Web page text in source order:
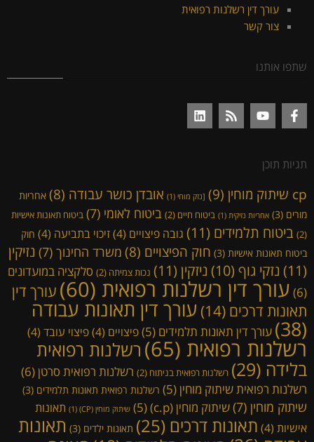
עורך דין רשלנות רפואית
צור קשר
שתפו אותנו
תגיות תוכן
cp שיתוק מוחין (9) [נזק מוחי (1) אובדן כושר עבודה (8)
אחריות
מורים (3) אחריות נזיקית (1) ביטוח חיים (2) ביטוח לאומי (7)
ביטוח תאונות אישיות
(2)
ביטוח תלמידים (11) גובה פיצויים (4) זיכוי בתביעה (4)
חוק
ביטוח תאונות אישיות (3) חוק הפיצויים (8) משרד החינוך (7)
נזיקין
(11)
נזקי גוף (10) ניזקין (11) נכות צמיתה (2)
סלקציה במועדונים
(6)
עורך דין רשלנות רפואית (60)
עורך דין
תאונות דרכים (14) עורך דין תאונות עבודה
(38) עורך דין תאונות תלמידים (5) פיצויים (4) פיצוי עובד (4)
רשלנות רפואית (65)
רשלנות רפואית
בלידה (29) רשלנות רפואית בניתוח (2) רשלנות רפואית סרטן(6)
רשלנות רפואית שיתוק מוחין(5) רשלנות רפואית תאונות תלמידים (3)
שיתוק מוחין (7) שיתוק מוחין (c.p) (5) שיתוק מוחין (CP) (1)
תאונות
אישיות (4) תאונות דרכים (25) תאונות ילדים (3)
תאונות